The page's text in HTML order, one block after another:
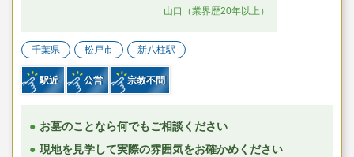
山口（業界歴20年以上）
千葉県 松戸市 新八柱駅
駅近 公営 宗教不問
お墓のことなら何でもご相談ください
現地を見学して実際の雰囲気をお確かめください